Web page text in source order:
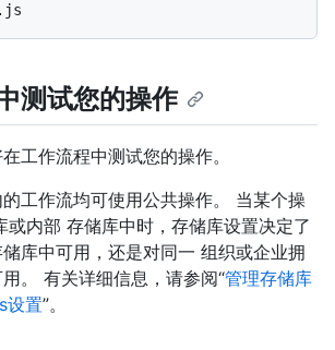
测试您的操作
工作流程中测试您的操作。
工作流均可使用公共操作。 当某个操
或内部 存储库中时，存储库设置决定了
库中可用，还是对同一 组织或企业拥
。 有关详细信息，请参阅“管理存储库
设置”。